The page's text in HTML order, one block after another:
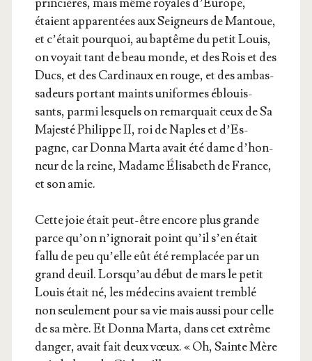
étaient appa­ren­tées aux Sei­gneurs de Man­toue,
et c’é­tait pour­quoi, au bap­tême du petit Louis,
on voyait tant de beau monde, et des Rois et des
Ducs, et des Car­di­naux en rouge, et des ambas­
sa­deurs por­tant maints uni­formes éblouis­
sants, par­mi les­quels on remar­quait ceux de Sa
Majes­té Phi­lippe II, roi de Naples et d’Es­
pagne, car Don­na Mar­ta avait été dame d’hon­
neur de la reine, Madame Éli­sa­beth de France,
et son amie.
Cette joie était peut-être encore plus grande
parce qu’on n’i­gno­rait point qu’il s’en était
fal­lu de peu qu’elle eût été rem­pla­cée par un
grand deuil. Lors­qu’au début de mars le petit
Louis était né, les méde­cins avaient trem­blé
non seule­ment pour sa vie mais aus­si pour celle
de sa mère. Et Don­na Mar­ta, dans cet extrême
dan­ger, avait fait deux vœux. « Oh, Sainte Mère